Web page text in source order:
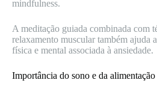
mindfulness.
A meditação guiada combinada com
relaxamento muscular também ajuda
física e mental associada à ansiedade.
Importância do sono e da alimentação